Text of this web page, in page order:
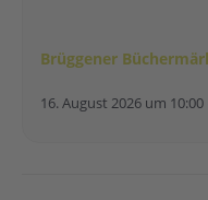
Brüggener
16. August 2026 um 10:00